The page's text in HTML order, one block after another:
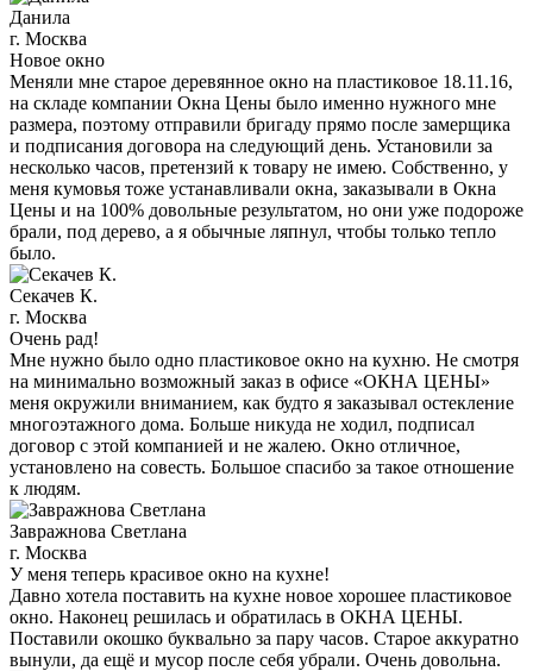
Данила
г. Москва
Новое окно
Меняли мне старое деревянное окно на пластиковое 18.11.16,
на складе компании Окна Цены было именно нужного мне
размера, поэтому отправили бригаду прямо после замерщика
и подписания договора на следующий день. Установили за
несколько часов, претензий к товару не имею. Собственно, у
меня кумовья тоже устанавливали окна, заказывали в Окна
Цены и на 100% довольные результатом, но они уже подороже
брали, под дерево, а я обычные ляпнул, чтобы только тепло
было.
Секачев К.
г. Москва
Очень рад!
Мне нужно было одно пластиковое окно на кухню. Не смотря
на минимально возможный заказ в офисе «ОКНА ЦЕНЫ»
меня окружили вниманием, как будто я заказывал остекление
многоэтажного дома. Больше никуда не ходил, подписал
договор с этой компанией и не жалею. Окно отличное,
установлено на совесть. Большое спасибо за такое отношение
к людям.
Завражнова Светлана
г. Москва
У меня теперь красивое окно на кухне!
Давно хотела поставить на кухне новое хорошее пластиковое
окно. Наконец решилась и обратилась в ОКНА ЦЕНЫ.
Поставили окошко буквально за пару часов. Старое аккуратно
вынули, да ещё и мусор после себя убрали. Очень довольна.